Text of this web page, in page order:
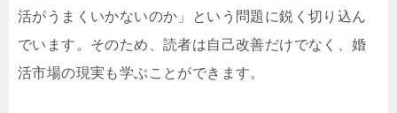
活がうまくいかないのか」という問題に鋭く切り込ん
でいます。そのため、読者は自己改善だけでなく、婚
活市場の現実も学ぶことができます。